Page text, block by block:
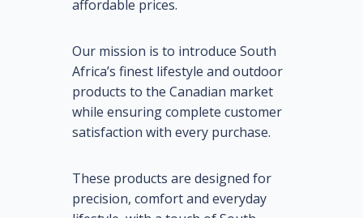
affordable prices.
Our mission is to introduce South
Africa’s finest lifestyle and outdoor
products to the Canadian market
while ensuring complete customer
satisfaction with every purchase.
These products are designed for
precision, comfort and everyday